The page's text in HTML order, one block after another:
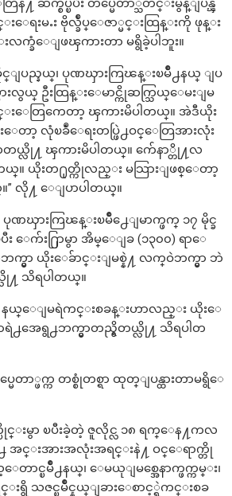
႔ ဆက္စပ္ၿပီး တပ္မေတာ္သတင္းမွန္ျပန္ၾ
ေရးမႉး ဗိုလ္ခ်ဳပ္ေဇာ္မင္းထြန္းကို ဖုန္း
က္ခံေျဖၾကားတာ မရွိခဲ့ပါဘူး။
ခိုင္ျပည္နယ္၊ ပုဏၰားကြၽန္းၿမိဳ႕နယ္ ျပ
လွယ္ ဦးထြန္းေမာင္ကိုဆက္သြယ္ေမးျမ
းေတြကေတာ့ ၾကားမိပါတယ္။ အဲဒီယိုး
ေတာ့ လုံၿခဳံေရးတပ္ဖြဲ႕ဝင္ေတြအားလုံး
ယ္လို႔ ၾကားမိပါတယ္။ က်ေနာ္တို႔လ
။ ယိုးတ႐ုတ္ကိုလည္း မသြားျဖစ္ေတာ့
” လို႔ ေျပာပါတယ္။
ၰားကြၽန္းၿမိဳ႕ေျမာက္ဖက္ ၁၇ မိုင္ခ
ပီး ေက်း႐ြာမွာ အိမ္ေျခ (၁၃၀၀) ရာေ
ဘက္မွာ ယိုးေခ်ာင္းျမစ္နဲ႔ လက္ဝဲဘက္မွာ ဘဲ
လို႔ သိရပါတယ္။
နယ္ေျမရဲကင္းစခန္းဟာလည္း ယိုးေ
ာရဲ႕အေရွ႕ဘက္မွာတည္ရွိတယ္လို႔ သိရပါတ
ေတာ္ဖက္က တစ္စုံတစ္ရာ ထုတ္ျပန္ထားတာမရွိေ
င္းမွာ ၿပီးခဲ့တဲ့ ဇူလိုင္လ ၁၈ ရက္ေန႔ကလ
င္းအားအလုံးအရင္းနဲ႔ ဝင္ေရာက္တို
တာင္ၿမိဳ႕နယ္၊ ေမယုျမစ္အေနာက္ဖက္ကမ္း၊
သဇင္ၿမိဳင္နယ္ျခားေစာင့္ရဲကင္းစခ